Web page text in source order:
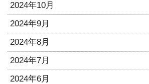
2024年10月
2024年9月
2024年8月
2024年7月
2024年6月